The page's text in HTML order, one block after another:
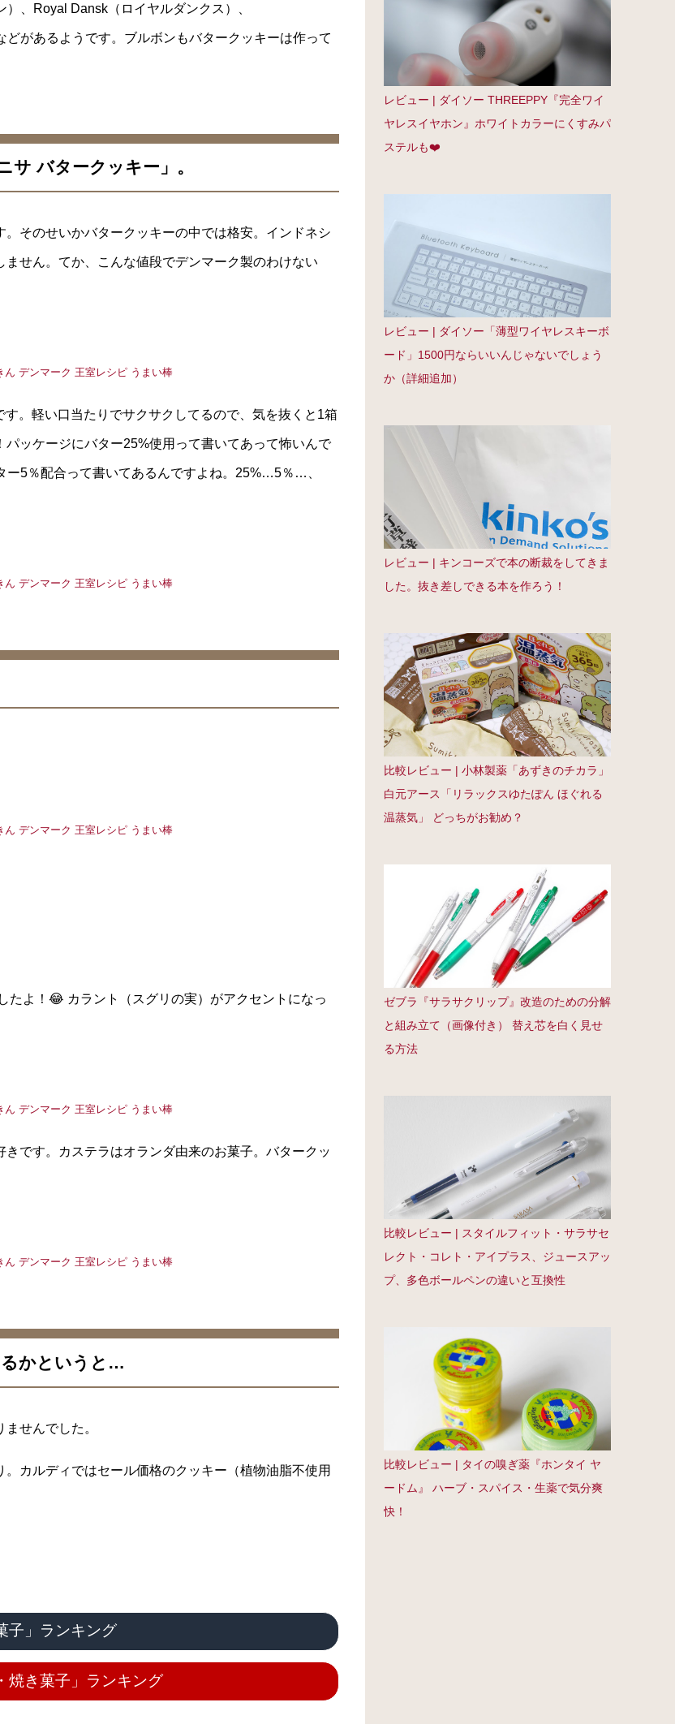
、Royal Dansk（ロイヤルダンクス）、
があるようです。ブルボンもバタークッキーは作って
サ バタークッキー」。
そのせいかバタークッキーの中では格安。インドネシ
せん。てか、こんな値段でデンマーク製のわけない
。軽い口当たりでサクサクしてるので、気を抜くと1箱
ッケージにバター25%使用って書いてあって怖いんで
5％配合って書いてあるんですよね。25%…5％…、
たよ！😂 カラント（スグリの実）がアクセントになっ
です。カステラはオランダ由来のお菓子。バタークッ
るかというと…
せんでした。
カルディではセール価格のクッキー（植物油脂不使用
子」ランキング
焼き菓子」ランキング
レビュー | ダイソー THREEPPY『完全ワイ
ヤレスイヤホン』ホワイトカラーにくすみパ
ステルも❤️
レビュー | ダイソー「薄型ワイヤレスキーボ
ード」1500円ならいいんじゃないでしょう
か（詳細追加）
レビュー | キンコーズで本の断裁をしてきま
した。抜き差しできる本を作ろう！
比較レビュー | 小林製薬「あずきのチカラ」
白元アース「リラックスゆたぽん ほぐれる
温蒸気」 どっちがお勧め？
ゼブラ『サラサクリップ』改造のための分解
と組み立て（画像付き） 替え芯を白く見せ
る方法
比較レビュー | スタイルフィット・サラサセ
レクト・コレト・アイプラス、ジュースアッ
プ、多色ボールペンの違いと互換性
比較レビュー | タイの嗅ぎ薬『ホンタイ ヤ
ードム』 ハーブ・スパイス・生薬で気分爽
快！